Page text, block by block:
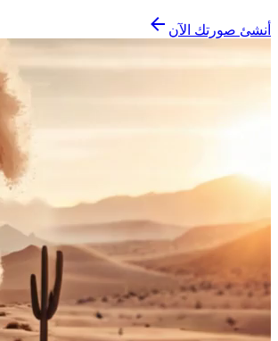
أنشئ صورتك الآن